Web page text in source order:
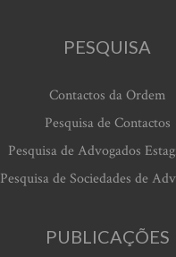
PESQUISA
Contactos da Ordem
Pesquisa de Contactos
Pesquisa de Advogados
Pesquisa de Sociedades de
PUBLICAÇÕES